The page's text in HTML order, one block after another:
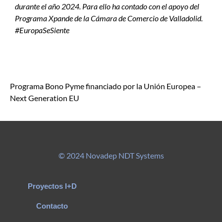
durante el año 2024. Para ello ha contado con el apoyo del
Programa Xpande de la Cámara de Comercio de Valladolid.
#EuropaSeSiente
Programa Bono Pyme financiado por la Unión Europea –
Next Generation EU
© 2024 Novadep NDT Systems
Proyectos I+D
Contacto